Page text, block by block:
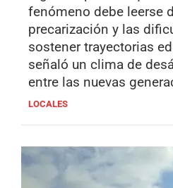
fenómeno debe leerse
precarización y las
sostener trayectorias
señaló un clima de
entre las nuevas
LOCALES